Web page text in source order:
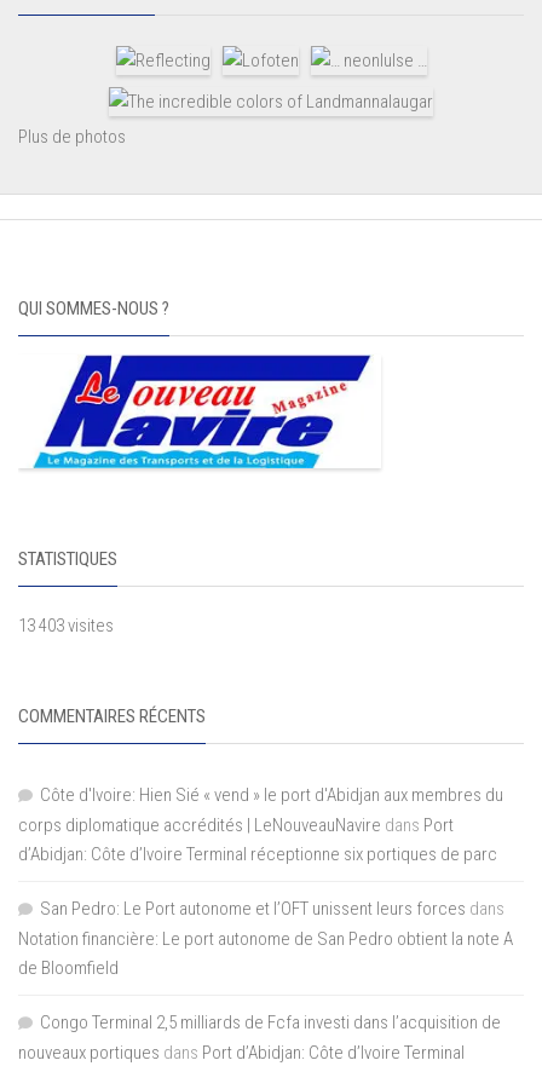
Plus de photos
QUI SOMMES-NOUS ?
STATISTIQUES
13 403 visites
COMMENTAIRES RÉCENTS
Côte d'Ivoire: Hien Sié « vend » le port d'Abidjan aux membres du
corps diplomatique accrédités | LeNouveauNavire dans Port
d’Abidjan: Côte d’Ivoire Terminal réceptionne six portiques de parc
San Pedro: Le Port autonome et l’OFT unissent leurs forces dans
Notation financière: Le port autonome de San Pedro obtient la note A
de Bloomfield
Congo Terminal 2,5 milliards de Fcfa investi dans l’acquisition de
nouveaux portiques dans Port d’Abidjan: Côte d’Ivoire Terminal